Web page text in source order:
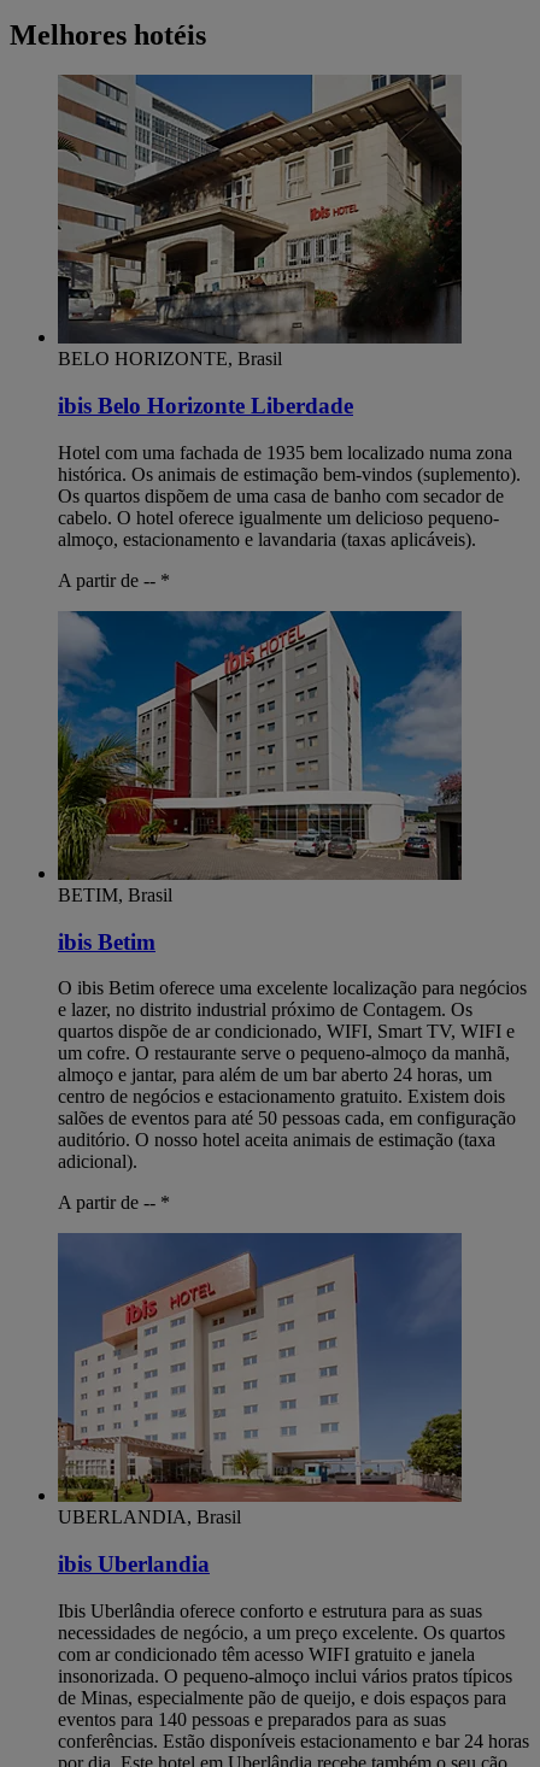
Melhores hotéis
BELO HORIZONTE, Brasil
ibis Belo Horizonte Liberdade
Hotel com uma fachada de 1935 bem localizado numa zona
histórica. Os animais de estimação bem-vindos (suplemento).
Os quartos dispõem de uma casa de banho com secador de
cabelo. O hotel oferece igualmente um delicioso pequeno-
almoço, estacionamento e lavandaria (taxas aplicáveis).
A partir de -- *
BETIM, Brasil
ibis Betim
O ibis Betim oferece uma excelente localização para negócios
e lazer, no distrito industrial próximo de Contagem. Os
quartos dispõe de ar condicionado, WIFI, Smart TV, WIFI e
um cofre. O restaurante serve o pequeno-almoço da manhã,
almoço e jantar, para além de um bar aberto 24 horas, um
centro de negócios e estacionamento gratuito. Existem dois
salões de eventos para até 50 pessoas cada, em configuração
auditório. O nosso hotel aceita animais de estimação (taxa
adicional).
A partir de -- *
UBERLANDIA, Brasil
ibis Uberlandia
Ibis Uberlândia oferece conforto e estrutura para as suas
necessidades de negócio, a um preço excelente. Os quartos
com ar condicionado têm acesso WIFI gratuito e janela
insonorizada. O pequeno-almoço inclui vários pratos típicos
de Minas, especialmente pão de queijo, e dois espaços para
eventos para 140 pessoas e preparados para as suas
conferências. Estão disponíveis estacionamento e bar 24 horas
por dia. Este hotel em Uberlândia recebe também o seu cão